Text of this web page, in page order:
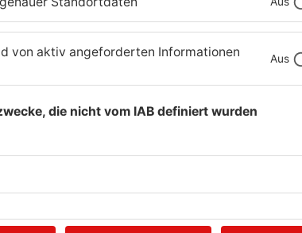
Feuerwerk löst wohl Brand
Schweinheim aus
04.08.2026, 13:21 UHR IN ASCHAFFENBURG